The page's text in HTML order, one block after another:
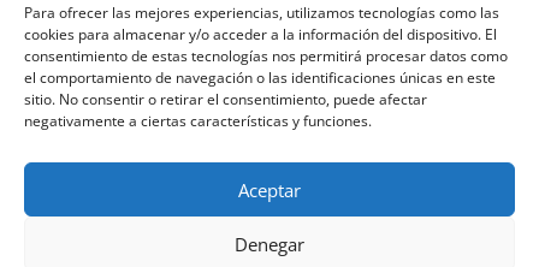
Para ofrecer las mejores experiencias, utilizamos tecnologías como las
cookies para almacenar y/o acceder a la información del dispositivo. El
consentimiento de estas tecnologías nos permitirá procesar datos como
el comportamiento de navegación o las identificaciones únicas en este
sitio. No consentir o retirar el consentimiento, puede afectar
negativamente a ciertas características y funciones.
Aceptar
Denegar
iDialog: protege tus equipos con un SAI de fácil
instalación
Aerogenerador 1500W de Winercon: perfecto para
pequeñas viviendas